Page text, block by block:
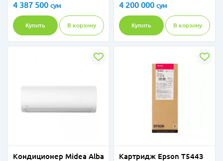
4 387 500 сум
Купить В корзину
4 200 000 сум
Купить В корзину
Кондиционер Midea Alba
Картридж Epson T5443